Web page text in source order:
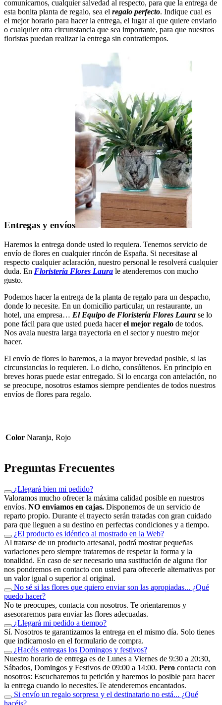
comunicarnos, cualquier salvedad al respecto, para que la entrega de
esta bonita planta de regalo, sea el regalo perfecto. Indique cual es
el mejor horario para hacer la entrega, el lugar al que quiere enviarlo
o cualquier otra circunstancia que sea importante, para que nuestros
floristas puedan realizar la entrega sin contratiempos.
Entregas y envíos
Haremos la entrega donde usted lo requiera. Tenemos servicio de
envío de flores en cualquier rincón de España. Si necesitase al
respecto cualquier aclaración, nuestro personal le resolverá cualquier
duda. En Floristería Flores Laura le atenderemos con mucho
gusto.
Podemos hacer la entrega de la planta de regalo para un despacho,
donde lo necesite. En un domicilio particular, un restaurante, un
hotel, una empresa… El Equipo de Floristería Flores Laura se lo
pone fácil para que usted pueda hacerel mejor regalo de todos.
Nos avala nuestra larga trayectoria en el sector y nuestro mejor
hacer.
El envío de flores lo haremos, a la mayor brevedad posible, si las
circunstancias lo requieren. Lo dicho, consúltenos. En principio en
breves horas puede estar entregado. Si lo encarga con antelación, no
se preocupe, nosotros estamos siempre pendientes de todos nuestros
envíos de flores para regalo.
Color Naranja, Rojo
Preguntas Frecuentes
¿Llegará bien mi pedido?
Valoramos mucho ofrecer la máxima calidad posible en nuestros
envíos. NO enviamos en cajas. Disponemos de un servicio de
reparto propio. Durante el trayecto serán tratadas con gran cuidado
para que lleguen a su destino en perfectas condiciones y a tiempo.
¿El producto es idéntico al mostrado en la Web?
Al tratarse de un producto artesanal, podrá mostrar pequeñas
variaciones pero siempre trataremos de respetar la forma y la
tonalidad. En caso de ser necesario una sustitución de alguna flor
nos pondremos en contacto con usted para ofrecerle alternativas por
un valor igual o superior al original.
No sé si las flores que quiero enviar son las apropiadas... ¿Qué
puedo hacer?
No te preocupes, contacta con nosotros. Te orientaremos y
asesoraremos para enviar las flores adecuadas.
¿Llegará mi pedido a tiempo?
Sí. Nosotros te garantizamos la entrega en el mismo día. Solo tienes
que indicarnoslo en el formulario de compra.
¿Hacéis entregas los Domingos y festivos?
Nuestro horario de entrega es de Lunes a Viernes de 9:30 a 20:30,
Sábados, Domingos y Festivos de 09:00 a 14:00. Pero contacta con
nosotros: Escucharemos tu petición y haremos lo posible para hacer
la entrega cuando lo necesites.Te atenderemos encantados.
Si envío un regalo sorpresa y el destinatario no está... ¿Qué
hacéis?